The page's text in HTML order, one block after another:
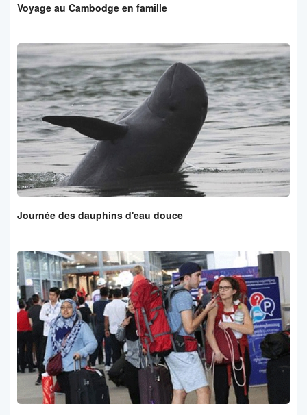
Voyage au Cambodge en famille
Journée des dauphins d'eau douce